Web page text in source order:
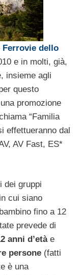
Ferrovie dello
e in molti, già,
insieme agli
questo
promozione
“Familia
effettueranno dal
AV Fast, ES*
dei gruppi
cui siano
fino a 12
prevede di
anni d’etàe
persone (fatti
è una